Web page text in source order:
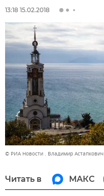
13:18 15.02.2018
© РИА Новости . Владимир Астапкович
Читать в МАКС